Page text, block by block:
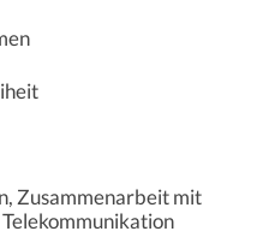
Zusammenarbeit mit